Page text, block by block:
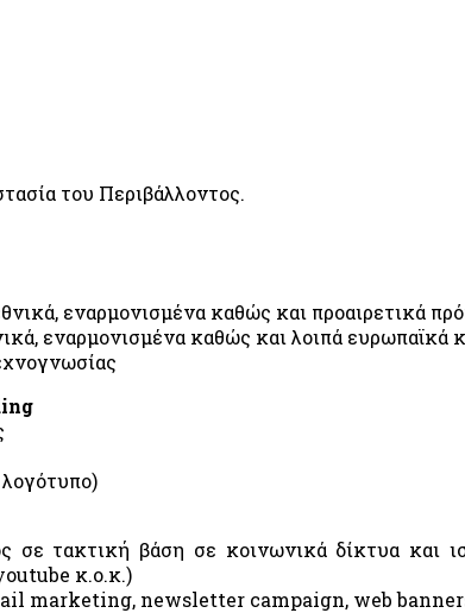
του Περιβάλλοντος.
εναρμονισμένα καθώς και προαιρετικά
εναρμονισμένα καθώς και λοιπά ευρωπαϊκά
σε τακτική βάση σε κοινωνικά δίκτυα και
κ.ο.κ.)
marketing, newsletter campaign, web